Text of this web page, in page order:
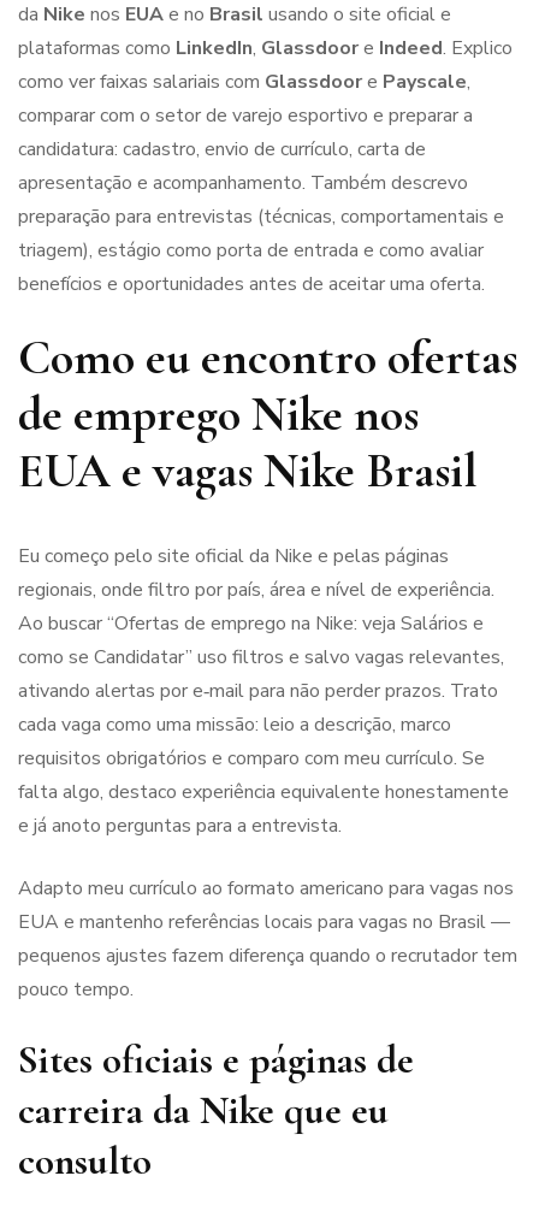
da Nike nos EUAe no Brasil usando o site oficial e
plataformas como LinkedIn, Glassdoore Indeed. Explico
como ver faixas salariais com Glassdoore Payscale,
comparar com o setor de varejo esportivo e preparar a
candidatura: cadastro, envio de currículo, carta de
apresentação e acompanhamento. Também descrevo
preparação para entrevistas (técnicas, comportamentais e
triagem), estágio como porta de entrada e como avaliar
benefícios e oportunidades antes de aceitar uma oferta.
Como eu encontro ofertas
de emprego Nike nos
EUA e vagas Nike Brasil
Eu começo pelo site oficial da Nike e pelas páginas
regionais, onde filtro por país, área e nível de experiência.
Ao buscar “Ofertas de emprego na Nike: veja Salários e
como se Candidatar” uso filtros e salvo vagas relevantes,
ativando alertas por e‑mail para não perder prazos. Trato
cada vaga como uma missão: leio a descrição, marco
requisitos obrigatórios e comparo com meu currículo. Se
falta algo, destaco experiência equivalente honestamente
e já anoto perguntas para a entrevista.
Adapto meu currículo ao formato americano para vagas nos
EUA e mantenho referências locais para vagas no Brasil —
pequenos ajustes fazem diferença quando o recrutador tem
pouco tempo.
Sites oficiais e páginas de
carreira da Nike que eu
consulto